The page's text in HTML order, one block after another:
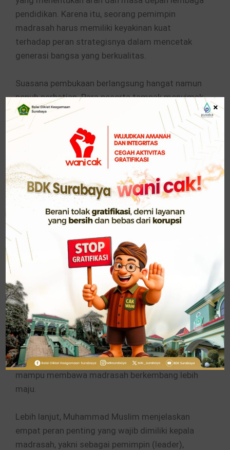
pendidikan. Karena itu, seorang pemimpin
madrasah harus memiliki keyakinan kuat
terhadap peran strategisnya dalam mencetak
generasi bangsa yang berkualitas.
Suasana pembukaan berlangsung hangat namun
penuh perhatian. Para peserta tampak menyimak
setiap arahan yang disampaikan, terutama ketika
Muhammad Muslim berbicara mengenai
pentingnya kepemimpinan yang terus bergerak
maju dan tidak cepat merasa puas terhadap
capaian hari ini.
“Memimpin itu terus melakukan perubahan-
perubahan yang ada pada lembaga. Orang hebat,
orang penting, dengan misi kekhalifahan yang
baik itu, tidak gampang puas dengan apa yang
dicapai hari ini. Karena hari esok itu harus menjadi
lebih baik dari hari ini,” tegasnya.
Ia juga menekankan bahwa kepala madrasah saat
ini harus mampu menjawab tantangan zaman
yang terus berubah. Menurutnya, seorang
pemimpin pendidikan tidak cukup hanya
menjalankan rutinitas birokrasi, tetapi juga
dituntut menjadi penggerak perubahan yang
mampu membawa madrasah berkembang lebih
maju.
Lebih lanjut, Muhammad Muslim menjelaskan
empat peran penting yang wajib dimiliki kepala
madrasah, yakni sebagai pemimpin (leader),
×